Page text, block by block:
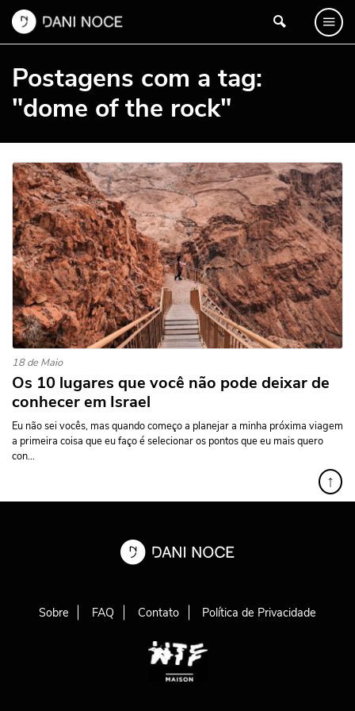
Postagens com a tag:
"dome of the rock"
18 de Maio
Os 10 lugares que você não pode deixar de
conhecer em Israel
Eu não sei vocês, mas quando começo a planejar a minha próxima viagem
a primeira coisa que eu faço é selecionar os pontos que eu mais quero
con...
↑
Sobre FAQ Contato Política de Privacidade